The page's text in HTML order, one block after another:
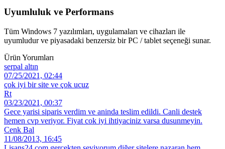
Uyumluluk ve Performans
Tüm Windows 7 yazılımları, uygulamaları ve cihazları ile
uyumludur ve piyasadaki benzersiz bir PC / tablet seçeneği sunar.
Ürün Yorumları
serpal altın
07/25/2021, 02:44
çok iyi bir site ve çok ucuz
Rt
03/23/2021, 00:37
Gece yarisi siparis verdim ve aninda teslim edildi. Canli destek
hemen cvp veriyor. Fiyat cok iyi ihtiyaciniz varsa dusunmeyin.
Cenk Bal
11/08/2013, 16:45